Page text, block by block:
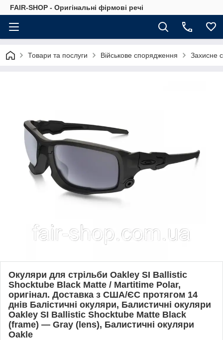
FAIR-SHOP - Оригінальні фірмові речі
Товари та послуги Військове спорядження Захисне
Окуляри для стрільби Oakley SI Ballistic
Shocktube Black Matte / Martitime Polar,
оригінал. Доставка з США/ЄС протягом 14
днів Балістичні окуляри, Балистичні окуляри
Oakley SI Ballistic Shocktube Matte Black
(frame) — Gray (lens), Балистичні окуляри
Oakle